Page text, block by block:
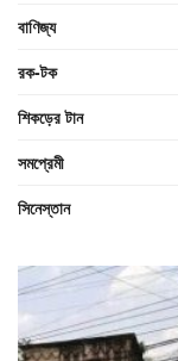
বাণিজ্য
রক-টক
শিকড়ের টান
সমপ্রেমী
সিনেস্তান